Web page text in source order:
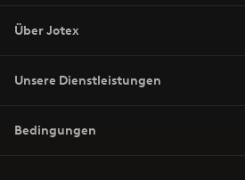
Über Jotex
Unsere Dienstleistungen
Bedingungen